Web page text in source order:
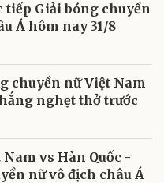
Giải bóng chuyền
Á hôm nay 31/8
chuyền nữ Việt Nam
nghẹt thở trước
vs Hàn Quốc -
nữ vô địch châu Á